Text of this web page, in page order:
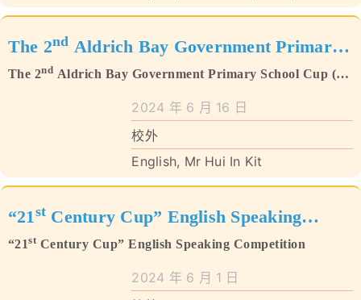
The 2nd Aldrich Bay Government Primary
School Cup (AI Speaking Competition)
The 2nd Aldrich Bay Government Primary School Cup (AI
2024 年 6 月 16 日
校外
English, Mr Hui In Kit
“21 st Century Cup” English Speaking
Competition
“21stCentury Cup” English Speaking Competition
2024 年 6 月 1 日